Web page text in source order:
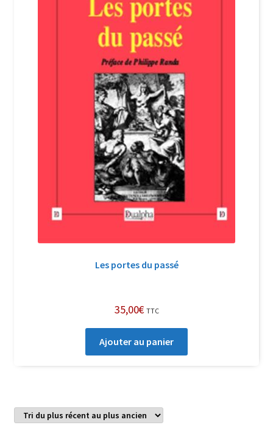
Login Customizer
Politique de confidentialité et cookies
Qui sommes-nous ?
Soutien à Philippe Randa
Suivi de la Commande
Les portes du passé
35,00€ TTC
Ajouter au panier